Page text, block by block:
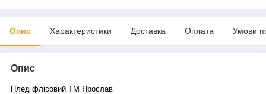
Опис Характеристики Доставка Оплата Умови
Опис
Плед флісовий ТМ Ярослав